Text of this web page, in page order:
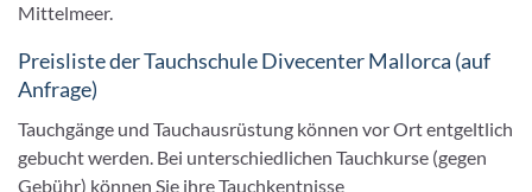
Mittelmeer.
Preisliste der Tauchschule Divecenter Mallorca (auf
Anfrage)
Tauchgänge und Tauchausrüstung können vor Ort entgeltlich
gebucht werden. Bei unterschiedlichen Tauchkurse (gegen
Gebühr) können Sie ihre Tauchkentnisse